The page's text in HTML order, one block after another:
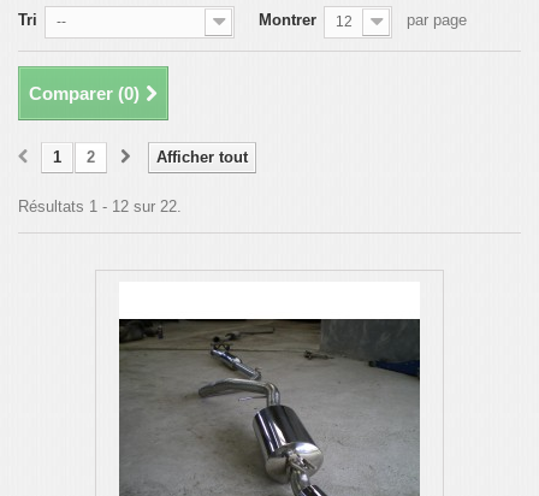
Tri -- Montrer 12 par page
Comparer (0)
Afficher tout
1 2
Résultats 1 - 12 sur 22.